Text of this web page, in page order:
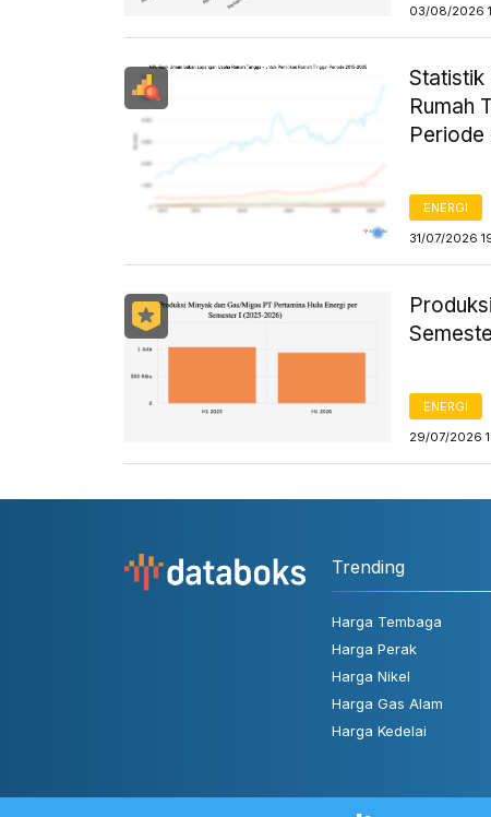
03/08/2026
Statistik
Rumah
Periode
ENERGI
31/07/2026
ENERGI
29/07/2026
Trending
Harga Tembaga
Harga Perak
Harga Nikel
Harga Gas Alam
Harga Kedelai